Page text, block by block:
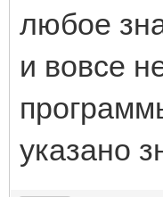
любое
и вовсе
указано